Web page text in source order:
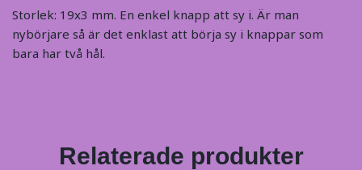
Storlek: 19x3 mm. En enkel knapp att sy i. Är man
nybörjare så är det enklast att börja sy i knappar som
bara har två hål.
Relaterade produkter